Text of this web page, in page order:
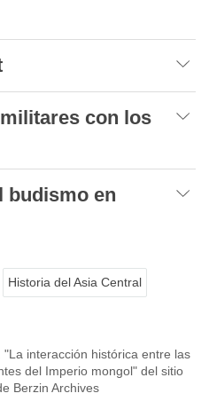
con los
budismo en
Historia del Asia Central
interacción histórica entre las
del Imperio mongol" del sitio
Berzin Archives